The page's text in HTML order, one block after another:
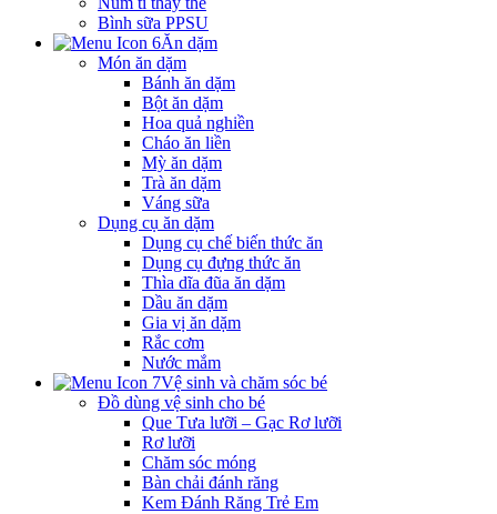
Bình sữa PPSU
Ăn dặm
Món ăn dặm
Bánh ăn dặm
Bột ăn dặm
Hoa quả nghiền
Cháo ăn liền
Mỳ ăn dặm
Trà ăn dặm
Váng sữa
Dụng cụ ăn dặm
Dụng cụ chế biến thức ăn
Dụng cụ đựng thức ăn
Thìa dĩa đũa ăn dặm
Dầu ăn dặm
Gia vị ăn dặm
Rắc cơm
Nước mắm
Vệ sinh và chăm sóc bé
Đồ dùng vệ sinh cho bé
Que Tưa lưỡi – Gạc Rơ lưỡi
Rơ lưỡi
Chăm sóc móng
Bàn chải đánh răng
Kem Đánh Răng Trẻ Em